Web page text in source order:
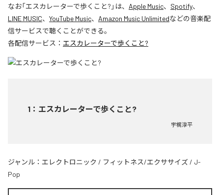
なお「エスカレーターで歩くこと? 」は、 Apple Music、 Spotify、
LINE MUSIC、 YouTube Music、 Amazon Music Unlimitedなどの音楽配
信サービスで聴くことができる。
各配信サービス： エスカレーターで歩くこと?
1 ： エスカレーターで歩くこと?
宇梶淳平
ジャンル： エレクトロニック / フィットネス/エクササイズ / J-
Pop